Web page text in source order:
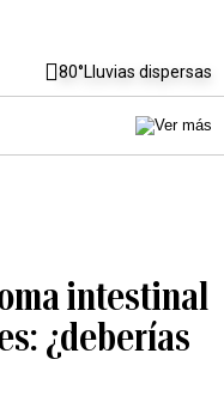
80°Lluvias dispersas
intestinal
¿deberías